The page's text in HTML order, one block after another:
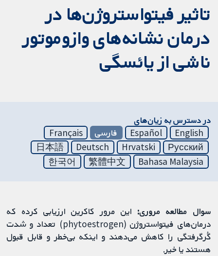
تاثیر فیتواستروژن‌ها در
درمان نشانه‌های وازوموتور
ناشی از یائسگی
در دسترس به زیان‌های
English
Español فارسی
Français
Русский
Hrvatski
Deutsch
日本語
Bahasa Malaysia
繁體中文
한국어
سوال مطالعه مروری: این مرور کاکرین ارزیابی کرده که
درمان‌های فیتواستروژن (phytoestrogen) تعداد و شدت
گُرگرفتگی را کاهش می‌دهند و اینکه بی‌خطر و قابل قبول
هستند یا خیر.